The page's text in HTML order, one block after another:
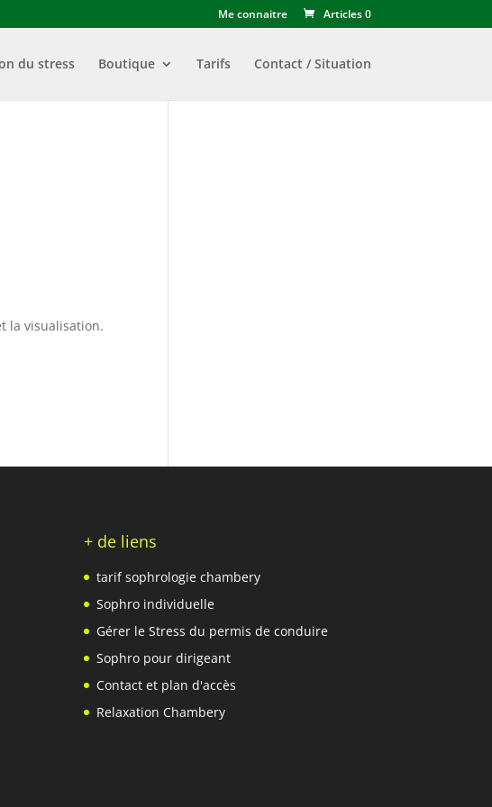
Me connaitre Articles 0
du stress Boutique Tarifs Contact / Situation
la visualisation.
+ de liens
tarif sophrologie chambery
Sophro individuelle
Gérer le Stress du permis de conduire
Sophro pour dirigeant
Contact et plan d'accès
Relaxation Chambery